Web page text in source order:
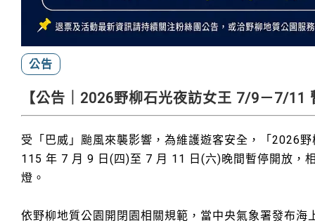
公告
【公告｜2026野柳石光夜訪女王 7/9－7/11
受「巴威」颱風來襲影響，為維護遊客安全，「2026
115 年 7 月 9 日(四)至 7 月 11 日(六)晚間暫停開放，
燈。
依野柳地質公園開閉園相關規範，當中央氣象署發布海